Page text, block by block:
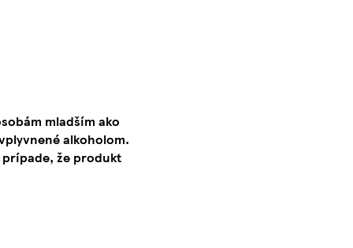
mladším ako
alkoholom.
prípade, že produkt